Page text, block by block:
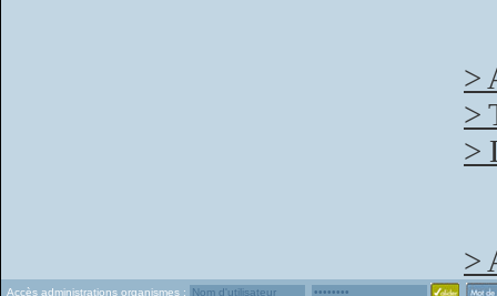
>
>
>
>
Accès administrations organismes :